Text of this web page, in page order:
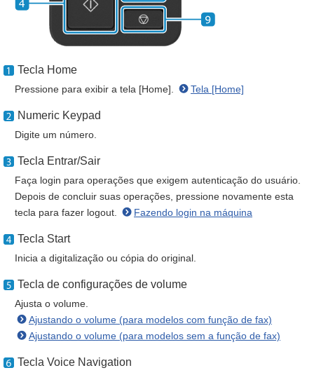
Tecla Home
Pressione para exibir a tela [Home]. Tela [Home]
Numeric Keypad
Digite um número.
Tecla Entrar/Sair
Faça login para operações que exigem autenticação do usuário.
Depois de concluir suas operações, pressione novamente esta
tecla para fazer logout.
Fazendo login na máquina
Tecla Start
Inicia a digitalização ou cópia do original.
Tecla de configurações de volume
Ajusta o volume.
Ajustando o volume (para modelos com função de fax)
Ajustando o volume (para modelos sem a função de fax)
Tecla Voice Navigation